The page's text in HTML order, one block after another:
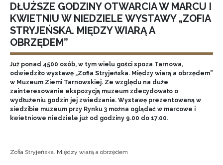
DŁUŻSZE GODZINY OTWARCIA W MARCU I
KWIETNIU W NIEDZIELE WYSTAWY „ZOFIA
STRYJEŃSKA. MIĘDZY WIARĄ A
OBRZĘDEM”
Już ponad 4500 osób, w tym wielu gości spoza Tarnowa,
odwiedziło wystawę „Zofia Stryjeńska. Między wiarą a obrzędem”
w Muzeum Ziemi Tarnowskiej. Ze względu na duże
zainteresowanie ekspozycją muzeum zdecydowało o
wydłużeniu godzin jej zwiedzania. Wystawę prezentowaną w
siedzibie muzeum przy Rynku 3 można oglądać w marcowe i
kwietniowe niedziele już od godziny 9.00 do 17.00.
Zofia Stryjeńska. Między wiarą a obrzędem